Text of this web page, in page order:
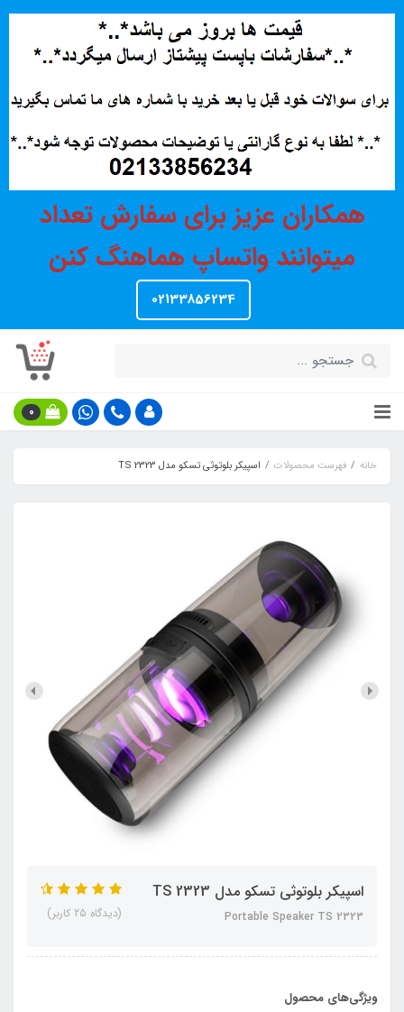
همکاران عزیز برای سفارش تعداد
میتوانند واتساپ هماهنگ کنن
02133856234
0
خانه فهرست محصولات اسپیکر بلوتوثی تسکو مدل TS 2323
اسپیکر بلوتوثی تسکو مدل TS 2323
Portable Speaker TS 2323 (دیدگاه 25 کاربر)
ویژگی‌های محصول